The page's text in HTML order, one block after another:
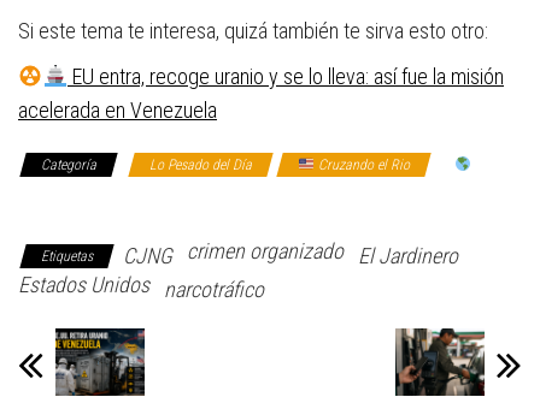
Si este tema te interesa, quizá también te sirva esto otro:
EU entra, recoge uranio y se lo lleva: así fue la misión
acelerada en Venezuela
Categoría Lo Pesado del Día Cruzando el Rio
Etiquetas CJNG crimen organizado
El Jardinero
Estados Unidos
narcotráfico